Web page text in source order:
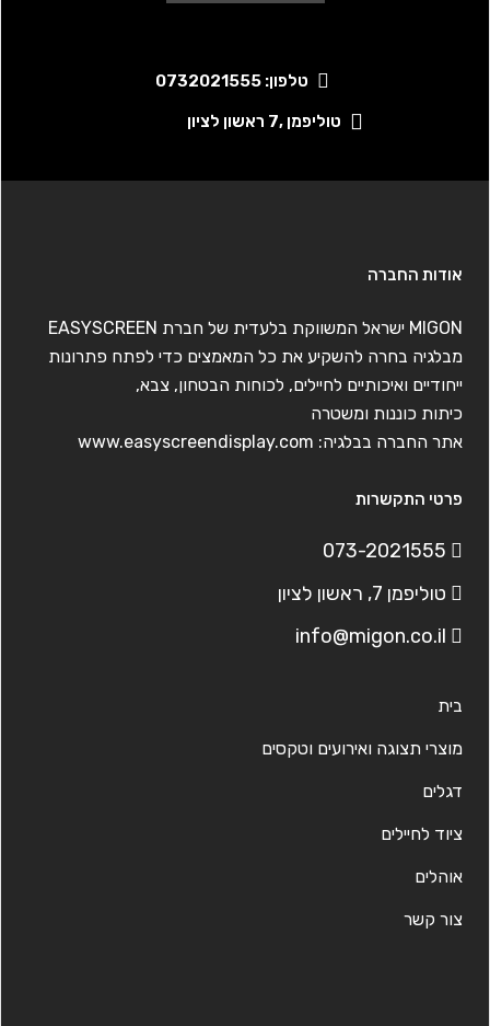
טלפון: 0732021555
טוליפמן ,7 ראשון לציון
אודות החברה
MIGON ישראל המשווקת בלעדית של חברת EASYSCREEN
מבלגיה בחרה להשקיע את כל המאמצים כדי לפתח פתרונות
ייחודיים ואיכותיים לחיילים, לכוחות הבטחון, צבא,
כיתות כוננות ומשטרה
אתר החברה בבלגיה: www.easyscreendisplay.com
פרטי התקשרות
073-2021555
טוליפמן 7, ראשון לציון
info@migon.co.il
בית
מוצרי תצוגה ואירועים וטקסים
דגלים
ציוד לחיילים
אוהלים
צור קשר